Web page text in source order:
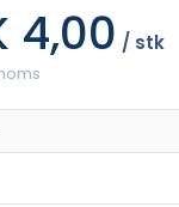
4,00 / stk